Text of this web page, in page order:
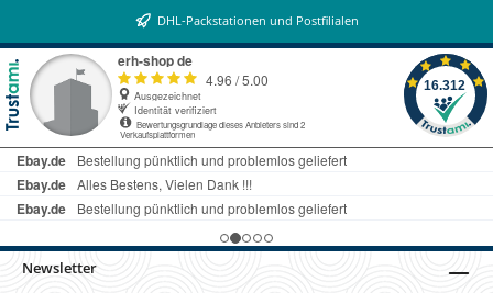
DHL-Packstationen und Postfilialen
Newsletter